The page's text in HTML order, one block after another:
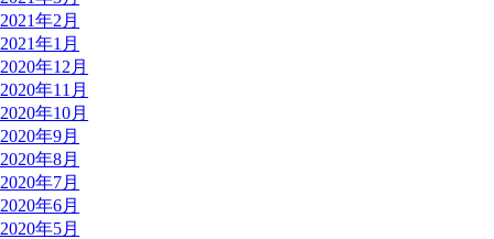
2021年2月
2021年1月
2020年12月
2020年11月
2020年10月
2020年9月
2020年8月
2020年7月
2020年6月
2020年5月